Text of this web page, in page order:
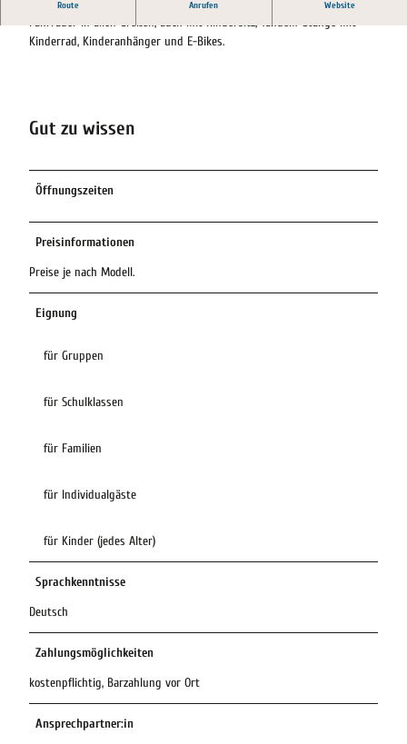
Route Anrufen Website
Fahrräder in allen Größen, auch mit Kindersitz, Tandem-Stange mit
Kinderrad, Kinderanhänger und E-Bikes.
Gut zu wissen
Öffnungszeiten
Preisinformationen
Preise je nach Modell.
Eignung
für Gruppen
für Schulklassen
für Familien
für Individualgäste
für Kinder (jedes Alter)
Sprachkenntnisse
Deutsch
Zahlungsmöglichkeiten
kostenpflichtig, Barzahlung vor Ort
Ansprechpartner:in